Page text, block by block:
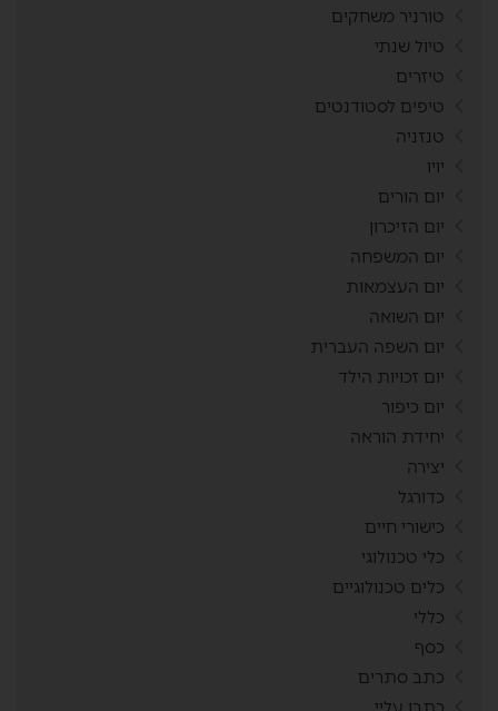
טורניר משחקים
טיול שנתי
טיזרים
טיפים לסטודנטים
טנזניה
יויו
יום הורים
יום הזיכרון
יום המשפחה
יום העצמאות
יום השואה
יום השפה העברית
יום זכויות הילד
יום כיפור
יחידת הוראה
יצירה
כדורגל
כישורי חיים
כלי טכנולוגי
כלים טכנולוגיים
כללי
כסף
כתב סתרים